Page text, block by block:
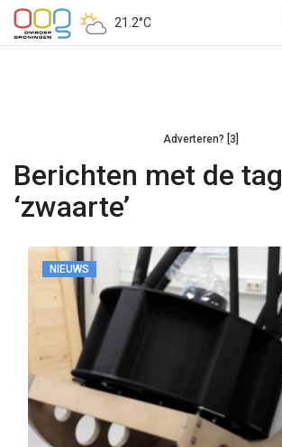
21.2°C
Adverteren? [3]
Berichten met de tag
‘zwaarte’
NIEUWS